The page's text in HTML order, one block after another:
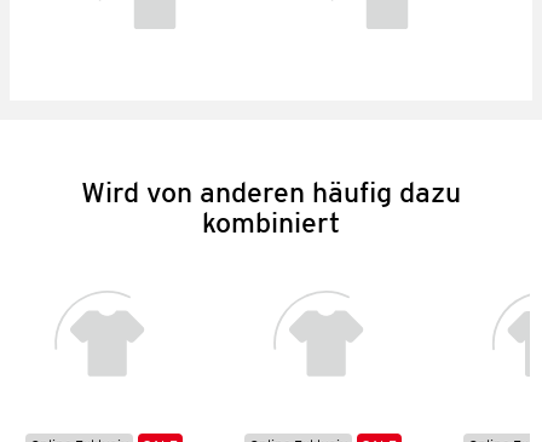
Wird von anderen häufig dazu
kombiniert